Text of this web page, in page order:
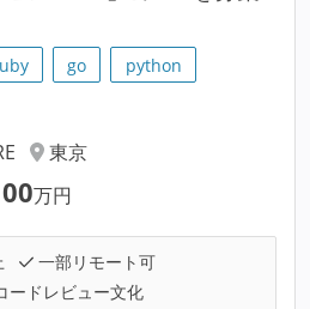
go
python
東京
万円
一部リモート可
ードレビュー文化